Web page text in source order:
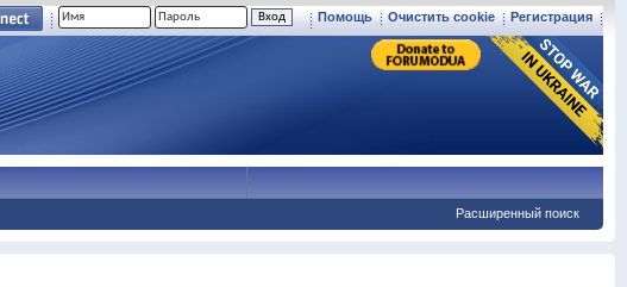
Регистрация
Очистить cookie
Помощь
Расширенный поиск